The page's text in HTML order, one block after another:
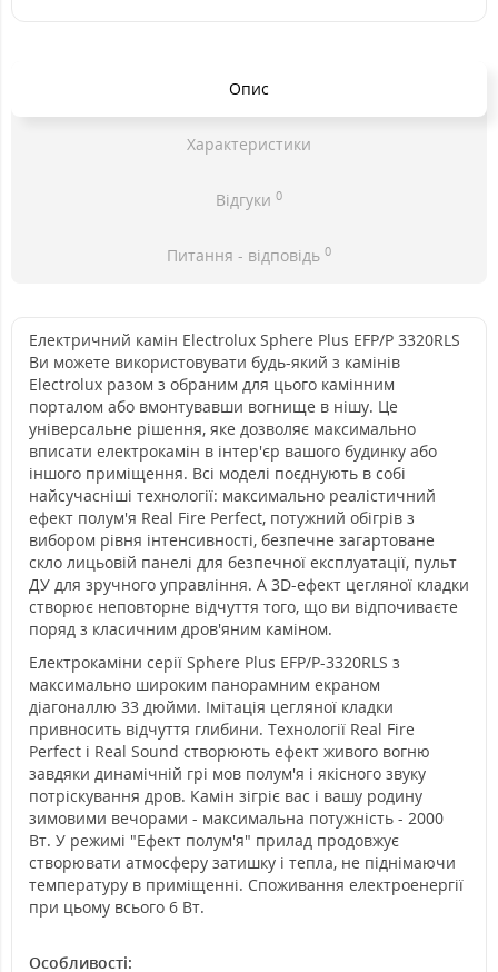
Опис
Характеристики
Відгуки 0
Питання - відповідь 0
Електричний камін Electrolux Sphere Plus EFP/P 3320RLS
Ви можете використовувати будь-який з камінів
Electrolux разом з обраним для цього камінним
порталом або вмонтувавши вогнище в нішу. Це
універсальне рішення, яке дозволяє максимально
вписати електрокамін в інтер'єр вашого будинку або
іншого приміщення. Всі моделі поєднують в собі
найсучасніші технології: максимально реалістичний
ефект полум'я Real Fire Perfect, потужний обігрів з
вибором рівня інтенсивності, безпечне загартоване
скло лицьовій панелі для безпечної експлуатації, пульт
ДУ для зручного управління. А 3D-ефект цегляної кладки
створює неповторне відчуття того, що ви відпочиваєте
поряд з класичним дров'яним каміном.
Електрокаміни серії Sphere Plus EFP/P-3320RLS з
максимально широким панорамним екраном
діагоналлю 33 дюйми. Імітація цегляної кладки
привносить відчуття глибини. Технології Real Fire
Perfect і Real Sound створюють ефект живого вогню
завдяки динамічній грі мов полум'я і якісного звуку
потріскування дров. Камін зігріє вас і вашу родину
зимовими вечорами - максимальна потужність - 2000
Вт. У режимі "Ефект полум'я" прилад продовжує
створювати атмосферу затишку і тепла, не піднімаючи
температуру в приміщенні. Споживання електроенергії
при цьому всього 6 Вт.
Особливості: